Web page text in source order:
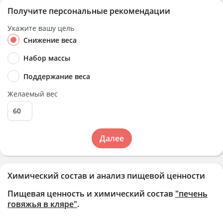
Химический состав и анализ пищевой ценности
Пищевая ценность и химический состав "печень
говяжья в кляре".
Получите персональные рекомендации
Укажите вашу цель
Снижение веса
Набор массы
Поддержание веса
Желаемый вес
Далее